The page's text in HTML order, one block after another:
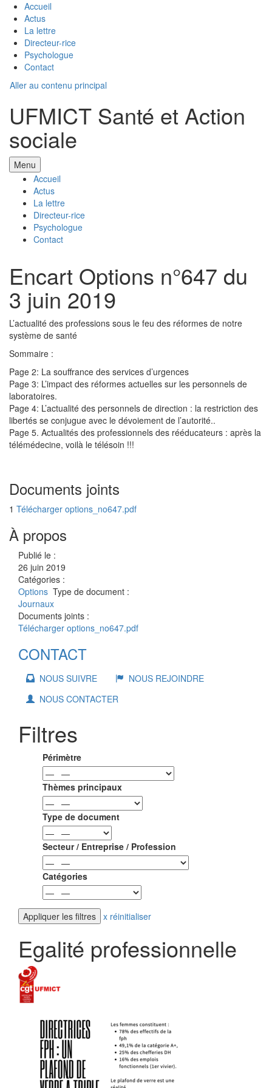
Accueil
Actus
La lettre
Directeur-rice
Psychologue
Contact
Aller au contenu principal
UFMICT Santé et Action
sociale
Menu
Accueil
Actus
La lettre
Directeur-rice
Psychologue
Contact
Encart Options n°647 du
3 juin 2019
L’actualité des professions sous le feu des réformes de notre
système de santé
Sommaire :
Page 2: La souffrance des services d’urgences
Page 3: L’impact des réformes actuelles sur les personnels de
laboratoires.
Page 4: L’actualité des personnels de direction : la restriction des
libertés se conjugue avec le dévoiement de l’autorité..
Page 5. Actualités des professionnels des rééducateurs : après la
télémédecine, voilà le télésoin !!!
Documents joints
1 Télécharger options_no647.pdf
À propos
Publié le :
26 juin 2019
Catégories :
Options Type de document :
Journaux
Documents joints :
Télécharger options_no647.pdf
CONTACT
NOUS SUIVRE
NOUS REJOINDRE
NOUS CONTACTER
Filtres
Périmètre
Thèmes principaux
Type de document
Secteur / Entreprise / Profession
Catégories
x réinitialiser
Egalité professionnelle